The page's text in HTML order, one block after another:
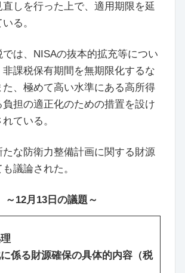
しを行った上で、適用期限を延
る。
は、NISAの抜本的拡充等につい
非課税保有期間を無期限化するな
た、極めて高い水準にある高所得
担の適正化のための措置を設け
ている。
たな防衛力整備計画に関する財源
議論された。
～12月13日の議題～
係る財源確保の具体的内容（税